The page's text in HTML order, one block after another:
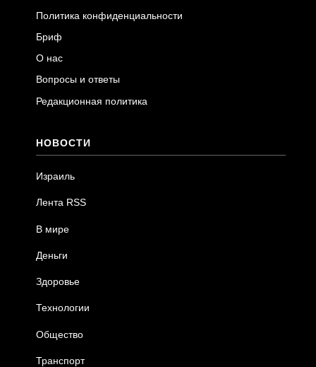
Политика конфиденциальности
Бриф
О нас
Вопросы и ответы
Редакционная политика
НОВОСТИ
Израиль
Лента RSS
В мире
Деньги
Здоровье
Технологии
Общество
Транспорт